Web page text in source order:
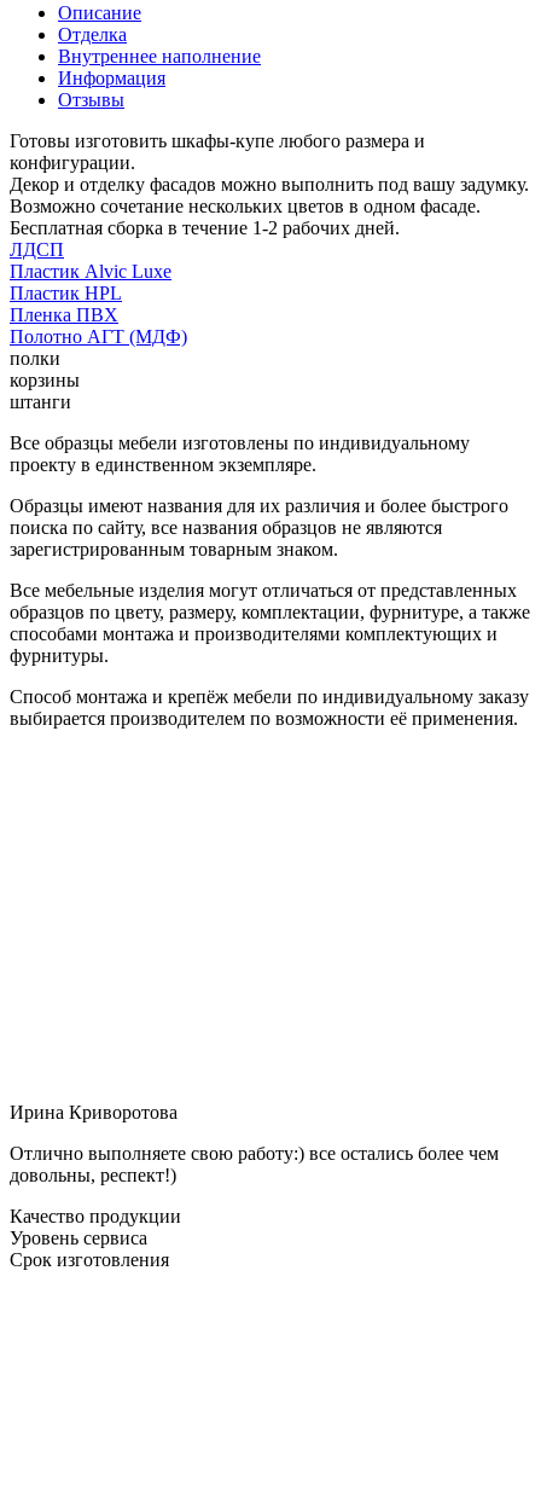
Описание
Отделка
Внутреннее наполнение
Информация
Отзывы
Готовы изготовить шкафы-купе любого размера и
конфигурации.
Декор и отделку фасадов можно выполнить под вашу задумку.
Возможно сочетание нескольких цветов в одном фасаде.
Бесплатная сборка в течение 1-2 рабочих дней.
ЛДСП
Пластик Alvic Luxe
Пластик HPL
Пленка ПВХ
Полотно АГТ (МДФ)
полки
корзины
штанги
Все образцы мебели изготовлены по индивидуальному
проекту в единственном экземпляре.
Образцы имеют названия для их различия и более быстрого
поиска по сайту, все названия образцов не являются
зарегистрированным товарным знаком.
Все мебельные изделия могут отличаться от представленных
образцов по цвету, размеру, комплектации, фурнитуре, а также
способами монтажа и производителями комплектующих и
фурнитуры.
Способ монтажа и крепёж мебели по индивидуальному заказу
выбирается производителем по возможности её применения.
Ирина Криворотова
Отлично выполняете свою работу:) все остались более чем
довольны, респект!)
Качество продукции
Уровень сервиса
Срок изготовления